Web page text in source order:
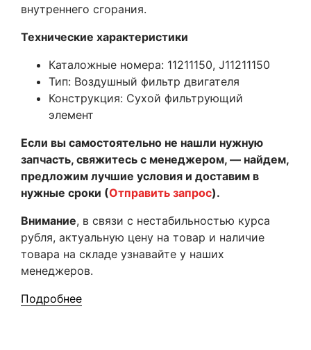
внутреннего сгорания.
Технические характеристики
Каталожные номера: 11211150, J11211150
Тип: Воздушный фильтр двигателя
Конструкция: Сухой фильтрующий
элемент
Если вы самостоятельно не нашли нужную
запчасть, свяжитесь с менеджером, — найдем,
предложим лучшие условия и доставим в
нужные сроки (Отправить запрос).
Внимание, в связи с нестабильностью курса
рубля, актуальную цену на товар и наличие
товара на складе узнавайте у наших
менеджеров.
Подробнее